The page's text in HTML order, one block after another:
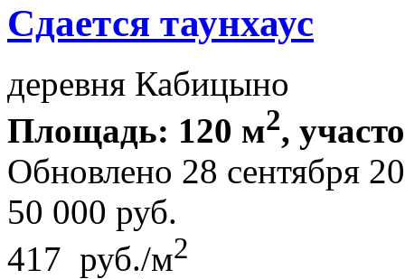
Сдается таунхаус
деревня Кабицыно
Площадь: 120 м2,
Обновлено 28 сентября
50 000 руб.
417 руб./м2